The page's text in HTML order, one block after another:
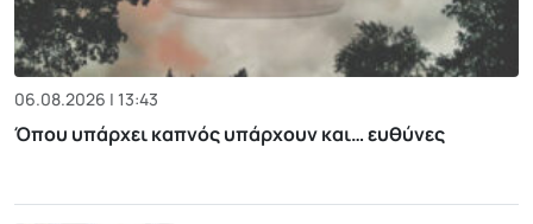
06.08.2026 | 13:43
Όπου υπάρχει καπνός υπάρχουν και… ευθύνες